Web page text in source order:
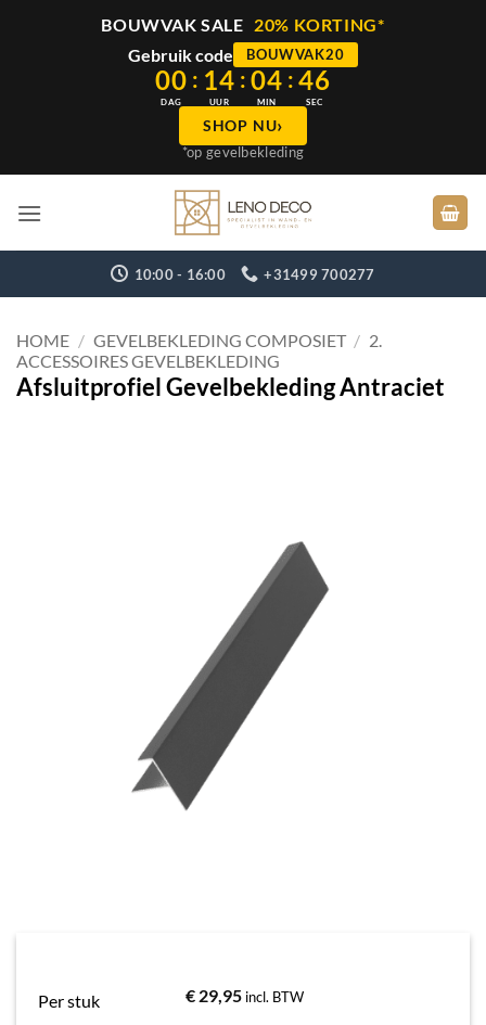
BOUWVAK SALE 20% KORTING*
Gebruik code
BOUWVAK20
00
DAG
: 14
UUR
: 04
MIN
: 45
SEC
SHOP NU›
*op gevelbekleding
naar
10:00 - 16:00 +31499 700277
HOME / GEVELBEKLEDING COMPOSIET / 2.
ACCESSOIRES GEVELBEKLEDING
Afsluitprofiel Gevelbekleding Antraciet
Per stuk €29,95 incl. BTW